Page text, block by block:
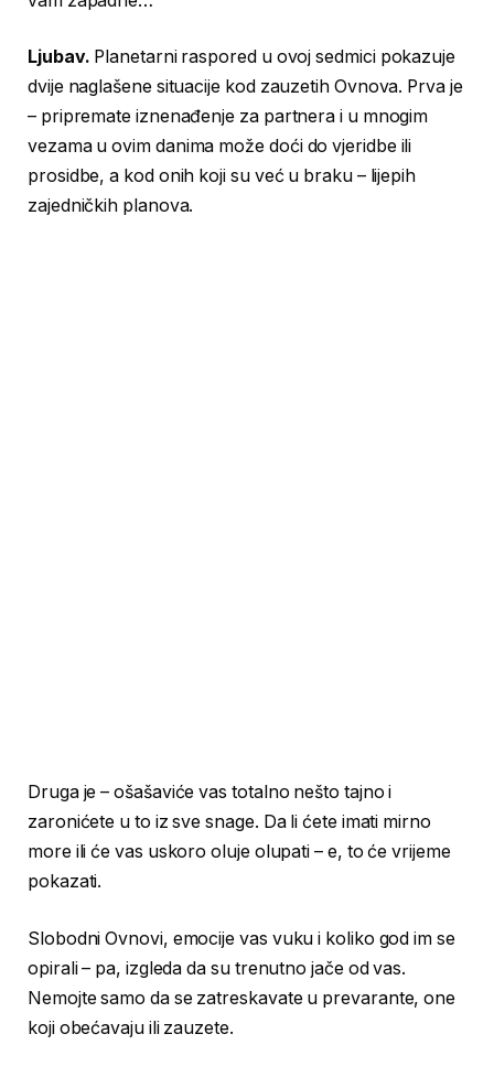
Ljubav. Planetarni raspored u ovoj sedmici pokazuje
dvije naglašene situacije kod zauzetih Ovnova. Prva je
– pripremate iznenađenje za partnera i u mnogim
vezama u ovim danima može doći do vjeridbe ili
prosidbe, a kod onih koji su već u braku – lijepih
zajedničkih planova.
Druga je – ošašaviće vas totalno nešto tajno i
zaronićete u to iz sve snage. Da li ćete imati mirno
more ili će vas uskoro oluje olupati – e, to će vrijeme
pokazati.
Slobodni Ovnovi, emocije vas vuku i koliko god im se
opirali – pa, izgleda da su trenutno jače od vas.
Nemojte samo da se zatreskavate u prevarante, one
koji obećavaju ili zauzete.